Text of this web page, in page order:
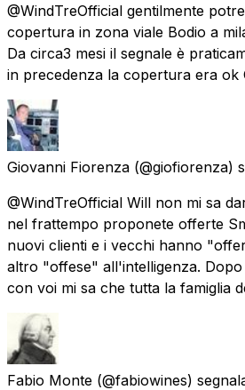
@WindTreOfficial gentilmente
copertura in zona viale Bodio a
Da circa3 mesi il segnale è
in precedenza la copertura era ok
Giovanni Fiorenza (@giofiorenza)
@WindTreOfficial Will non mi sa
nel frattempo proponete offerte
nuovi clienti e i vecchi hanno
altro "offese" all'intelligenza.
con voi mi sa che tutta la famiglia
Fabio Monte (@fabiowines)